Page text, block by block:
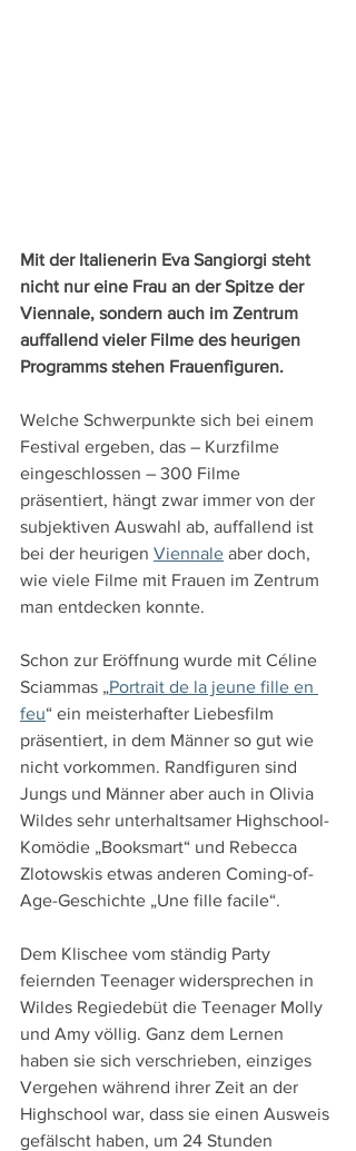
Mit der Italienerin Eva Sangiorgi steht
nicht nur eine Frau an der Spitze der
Viennale, sondern auch im Zentrum
auffallend vieler Filme des heurigen
Programms stehen Frauenfiguren.
Welche Schwerpunkte sich bei einem
Festival ergeben, das – Kurzfilme
eingeschlossen – 300 Filme
präsentiert, hängt zwar immer von der
subjektiven Auswahl ab, auffallend ist
bei der heurigen Viennale aber doch,
wie viele Filme mit Frauen im Zentrum
man entdecken konnte.
Schon zur Eröffnung wurde mit Céline
Sciammas „Portrait de la jeune fille en
feu“ ein meisterhafter Liebesfilm
präsentiert, in dem Männer so gut wie
nicht vorkommen. Randfiguren sind
Jungs und Männer aber auch in Olivia
Wildes sehr unterhaltsamer Highschool-
Komödie „Booksmart“ und Rebecca
Zlotowskis etwas anderen Coming-of-
Age-Geschichte „Une fille facile“.
Dem Klischee vom ständig Party
feiernden Teenager widersprechen in
Wildes Regiedebüt die Teenager Molly
und Amy völlig. Ganz dem Lernen
haben sie sich verschrieben, einziges
Vergehen während ihrer Zeit an der
Highschool war, dass sie einen Ausweis
gefälscht haben, um 24 Stunden